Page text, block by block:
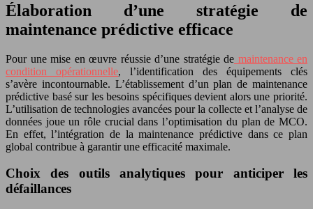
Élaboration d’une stratégie de
maintenance prédictive efficace
Pour une mise en œuvre réussie d’une stratégie de maintenance en
condition opérationnelle, l’identification des équipements clés
s’avère incontournable. L’établissement d’un plan de maintenance
prédictive basé sur les besoins spécifiques devient alors une priorité.
L’utilisation de technologies avancées pour la collecte et l’analyse de
données joue un rôle crucial dans l’optimisation du plan de MCO.
En effet, l’intégration de la maintenance prédictive dans ce plan
global contribue à garantir une efficacité maximale.
Choix des outils analytiques pour anticiper les
défaillances